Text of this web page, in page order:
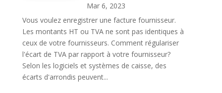
Mar 6, 2023
Vous voulez enregistrer une facture fournisseur.
Les montants HT ou TVA ne sont pas identiques à
ceux de votre fournisseurs. Comment régulariser
l'écart de TVA par rapport à votre fournisseur?
Selon les logiciels et systèmes de caisse, des
écarts d'arrondis peuvent...